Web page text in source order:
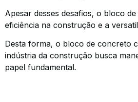
Apesar desses desafios, o bloco
eficiência na construção e a
Desta forma, o bloco de concreto
indústria da construção busca
papel fundamental.